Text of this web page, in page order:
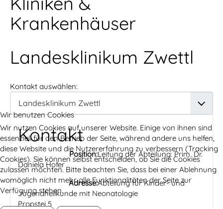
Krankenhäuser
Landesklinikum Zwettl
Kontakt auswählen:
Kontakt
Position:Leitung der Abteilung: Prim. Dr.
Daniela Hofer
Adresse:Abteilung für Kinder- und
Jugendheilkunde mit Neonatologie
Propstei 5
Wir benutzen Cookies
Wir nutzen Cookies auf unserer Website. Einige von ihnen sind
essenziell für den Betrieb der Seite, während andere uns helfen,
diese Website und die Nutzererfahrung zu verbessern (Tracking
Cookies). Sie können selbst entscheiden, ob Sie die Cookies
zulassen möchten. Bitte beachten Sie, dass bei einer Ablehnung
womöglich nicht mehr alle Funktionalitäten der Seite zur
Verfügung stehen.